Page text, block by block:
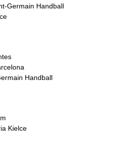
Germain Handball
Handball
Kielce